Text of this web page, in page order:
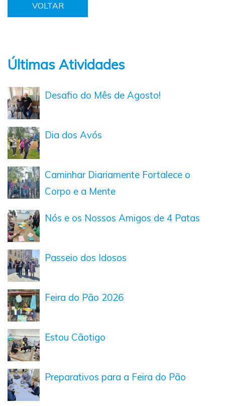
VOLTAR
Últimas Atividades
Desafio do Mês de Agosto!
Dia dos Avós
Caminhar Diariamente Fortalece o
Corpo e a Mente
Nós e os Nossos Amigos de 4 Patas
Passeio dos Idosos
Feira do Pão 2026
Estou Cãotigo
Preparativos para a Feira do Pão